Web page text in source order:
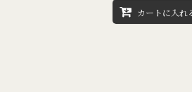
カートに入れ